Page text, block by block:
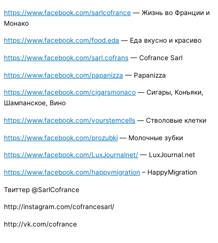
https://www.facebook.com/sarlcofrance — Жизнь во Франции и
Монако
https://www.facebook.com/food.eda — Еда вкусно и красиво
https://www.facebook.com/sarl.cofrans — Cofrance Sarl
https://www.facebook.com/papanizza — Papanizza
https://www.facebook.com/cigarsmonaco — Сигары, Конъяки,
Шампанское, Вино
https://www.facebook.com/yourstemcells — Стволовые клетки
https://www.facebook.com/prozubki — Молочные зубки
https://www.facebook.com/LuxJournalnet/ — LuxJournal.net
https://www.facebook.com/happymigration – HappyMigration
Твиттер @SarlCofranсe
http://instagram.com/cofrancesarl/
http://vk.com/cofrance